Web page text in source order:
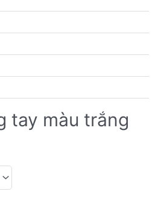
tay màu trắng